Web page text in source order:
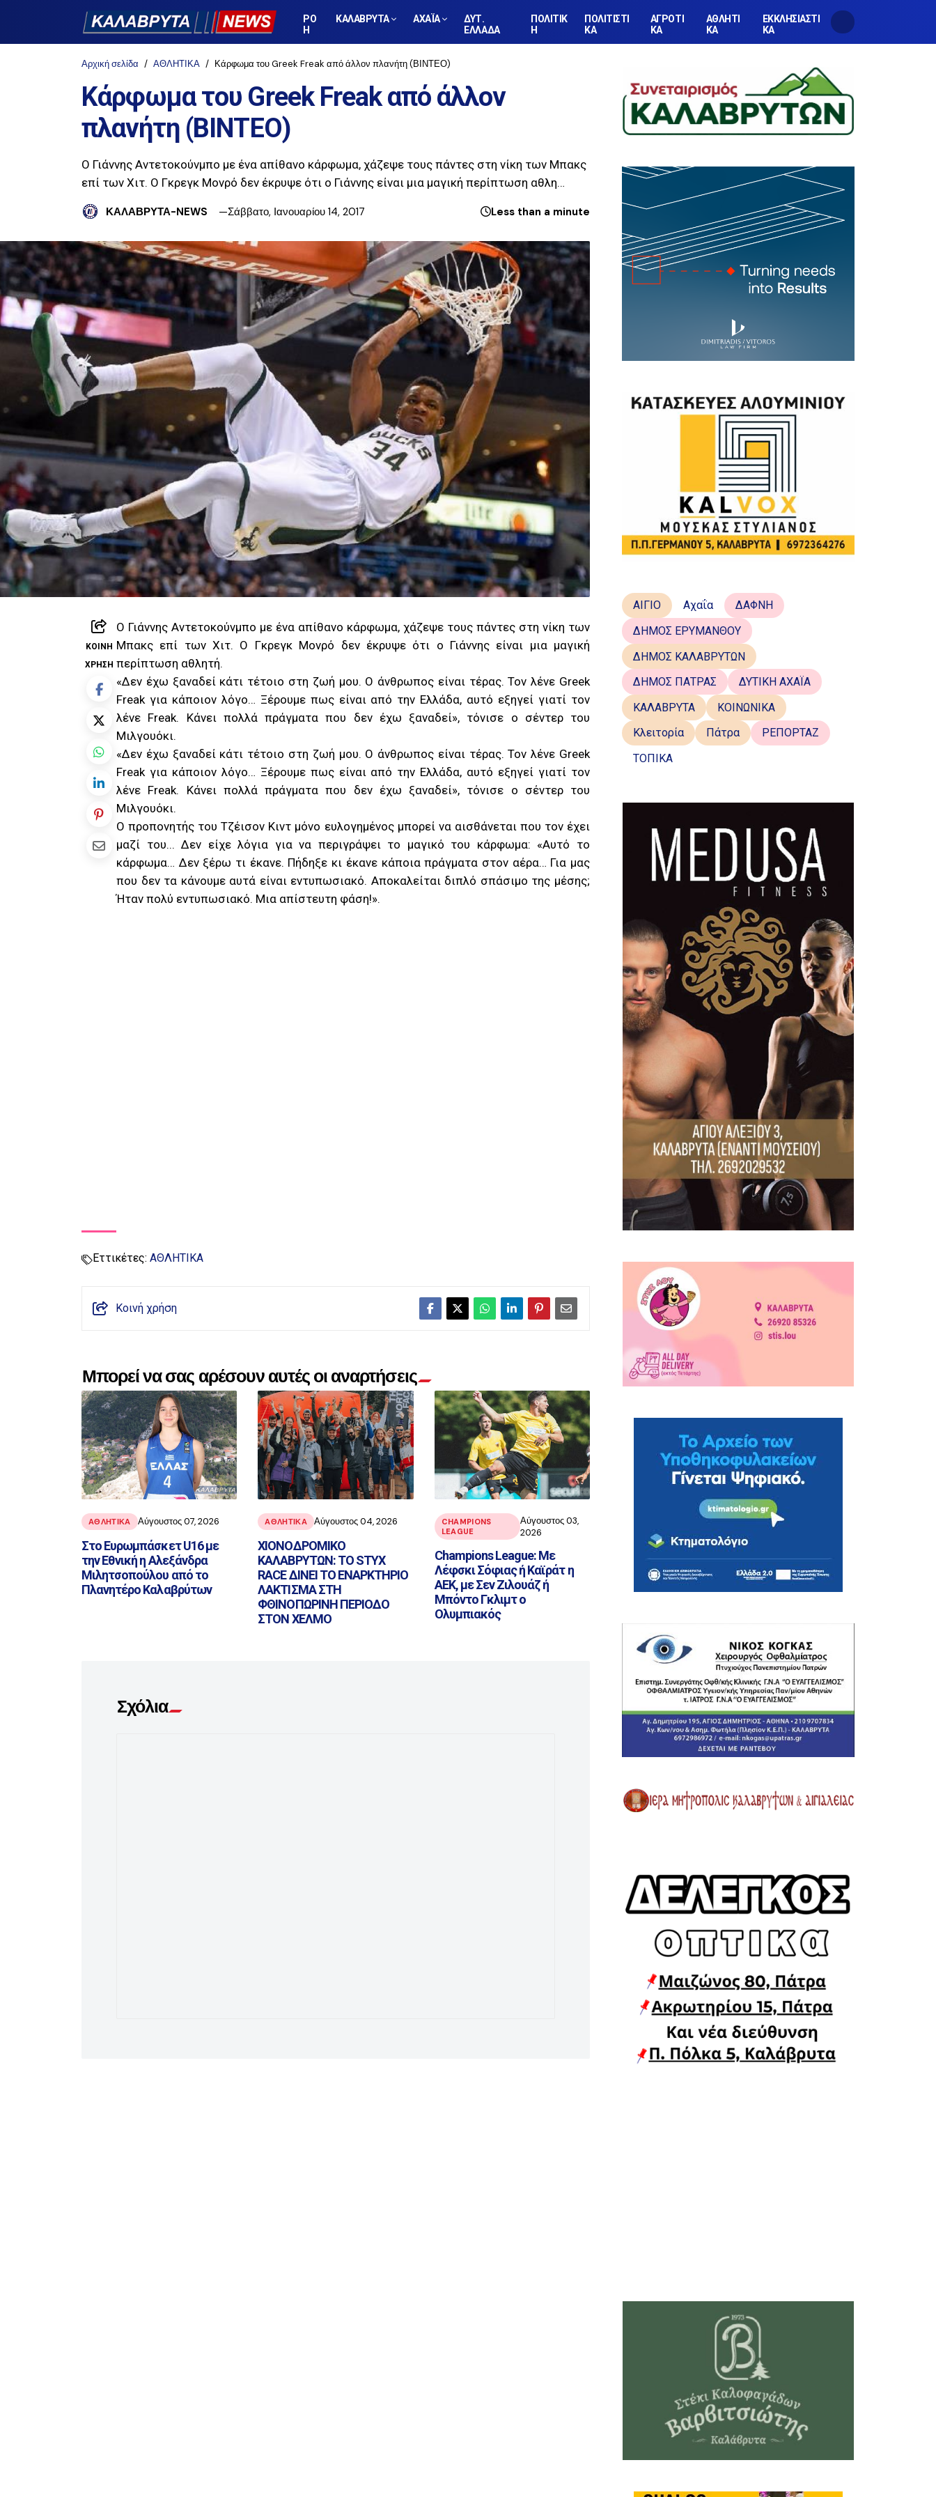
ΡΟ
Η
ΚΑΛΑΒΡΥΤΑ ΑΧΑΪΑ
ΔΥΤ.
ΕΛΛΑΔΑ
ΠΟΛΙΤΙΚ
Η
ΠΟΛΙΤΙΣΤΙ
ΚΑ
ΑΓΡΟΤΙ
ΚΑ
ΑΘΛΗΤΙ
ΚΑ
ΕΚΚΛΗΣΙΑΣΤΙ
ΚΑ
Αρχική σελίδα ΑΘΛΗΤΙΚΑ Κάρφωμα του Greek Freak από άλλον πλανήτη (ΒΙΝΤΕΟ)
Κάρφωμα του Greek Freak από άλλον
πλανήτη (ΒΙΝΤΕΟ)
Ο Γιάννης Αντετοκούνμπο με ένα απίθανο κάρφωμα, χάζεψε τους πάντες στη νίκη των Μπακς
επί των Χιτ. Ο Γκρεγκ Μονρό δεν έκρυψε ότι ο Γιάννης είναι μια μαγική περίπτωση αθλη…
ΚΑΛΑΒΡΥΤΑ-NEWS Σάββατο, Ιανουαρίου 14, 2017 Less than a minute
ΚΟΙΝΉ
ΧΡΉΣΗ
Ο Γιάννης Αντετοκούνμπο με ένα απίθανο κάρφωμα, χάζεψε τους πάντες στη νίκη των
Μπακς επί των Χιτ. Ο Γκρεγκ Μονρό δεν έκρυψε ότι ο Γιάννης είναι μια μαγική
περίπτωση αθλητή.
«Δεν έχω ξαναδεί κάτι τέτοιο στη ζωή μου. Ο άνθρωπος είναι τέρας. Τον λένε Greek
Freak για κάποιον λόγο… Ξέρουμε πως είναι από την Ελλάδα, αυτό εξηγεί γιατί τον
λένε Freak. Κάνει πολλά πράγματα που δεν έχω ξαναδεί», τόνισε ο σέντερ του
Μιλγουόκι.
«Δεν έχω ξαναδεί κάτι τέτοιο στη ζωή μου. Ο άνθρωπος είναι τέρας. Τον λένε Greek
Freak για κάποιον λόγο… Ξέρουμε πως είναι από την Ελλάδα, αυτό εξηγεί γιατί τον
λένε Freak. Κάνει πολλά πράγματα που δεν έχω ξαναδεί», τόνισε ο σέντερ του
Μιλγουόκι.
Ο προπονητής του Τζέισον Κιντ μόνο ευλογημένος μπορεί να αισθάνεται που τον έχει
μαζί του... Δεν είχε λόγια για να περιγράψει το μαγικό του κάρφωμα: «Αυτό το
κάρφωμα… Δεν ξέρω τι έκανε. Πήδηξε κι έκανε κάποια πράγματα στον αέρα… Για μας
που δεν τα κάνουμε αυτά είναι εντυπωσιακό. Αποκαλείται διπλό σπάσιμο της μέσης;
Ήταν πολύ εντυπωσιακό. Μια απίστευτη φάση!».
Εττικέτες: ΑΘΛΗΤΙΚΑ
Κοινή χρήση
Μπορεί να σας αρέσουν αυτές οι αναρτήσεις
ΑΘΛΗΤΙΚΑ Αύγουστος 07, 2026
Στο Ευρωμπάσκετ U16 με
την Εθνική η Αλεξάνδρα
Μιλητσοπούλου από το
Πλανητέρο Καλαβρύτων
ΑΘΛΗΤΙΚΑ Αύγουστος 04, 2026
ΧΙΟΝΟΔΡΟΜΙΚΟ
ΚΑΛΑΒΡΥΤΩΝ: ΤΟ STYX
RACE ΔΙΝΕΙ ΤΟ ΕΝΑΡΚΤΗΡΙΟ
ΛΑΚΤΙΣΜΑ ΣΤΗ
ΦΘΙΝΟΠΩΡΙΝΗ ΠΕΡΙΟΔΟ
ΣΤΟΝ ΧΕΛΜΟ
CHAMPIONS
LEAGUE
Αύγουστος 03,
2026
Champions League: Με
Λέφσκι Σόφιας ή Καϊράτ η
ΑΕΚ, με Σεν Ζιλουάζ ή
Μπόντο Γκλιμτ ο
Ολυμπιακός
Σχόλια
ΑΙΓΙΟ Αχαΐα
ΔΑΦΝΗ
ΔΗΜΟΣ ΕΡΥΜΑΝΘΟΥ
ΔΗΜΟΣ ΚΑΛΑΒΡΥΤΩΝ
ΔΗΜΟΣ ΠΑΤΡΑΣ
ΔΥΤΙΚΗ ΑΧΑΪΑ
ΚΑΛΑΒΡΥΤΑ
ΚΟΙΝΩΝΙΚΑ
Κλειτορία
Πάτρα
ΡΕΠΟΡΤΑΖ
ΤΟΠΙΚΑ